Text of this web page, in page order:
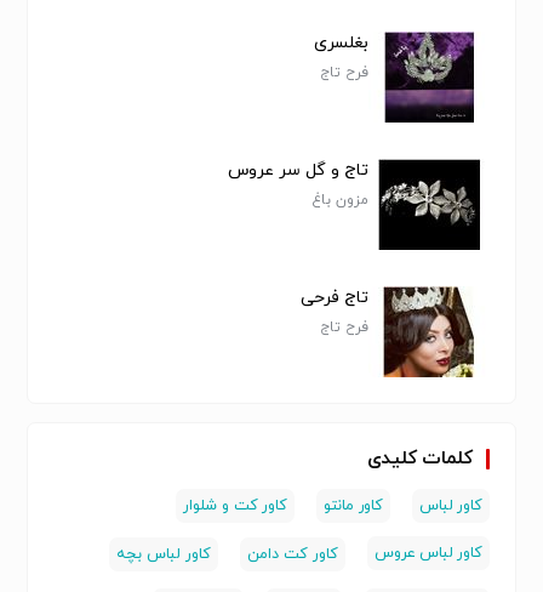
بغلسری
فرح تاج
تاج و گل سر عروس
مزون باغ
تاج فرحی
فرح تاج
کلمات کلیدی
کاور لباس کاور مانتو کاور کت و شلوار
کاور لباس عروس کاور کت دامن کاور لباس بچه